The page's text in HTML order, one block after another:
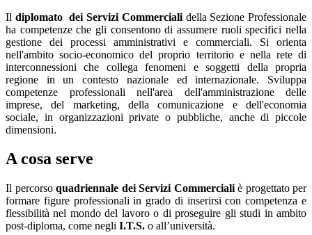
Il diplomato dei Servizi Commerciali della Sezione Professionale
ha competenze che gli consentono di assumere ruoli specifici nella
gestione dei processi amministrativi e commerciali. Si orienta
nell'ambito socio-economico del proprio territorio e nella rete di
interconnessioni che collega fenomeni e soggetti della propria
regione in un contesto nazionale ed internazionale. Sviluppa
competenze professionali nell'area dell'amministrazione delle
imprese, del marketing, della comunicazione e dell'economia
sociale, in organizzazioni private o pubbliche, anche di piccole
dimensioni.
A cosa serve
Il percorso quadriennale dei Servizi Commercialiè progettato per
formare figure professionali in grado di inserirsi con competenza e
flessibilità nel mondo del lavoro o di proseguire gli studi in ambito
post-diploma, come negli I.T.S. o all’università.